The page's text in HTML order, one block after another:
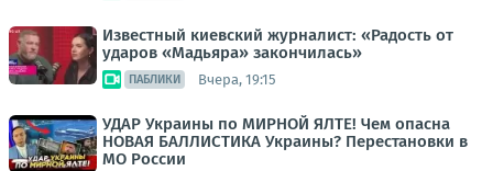
Известный киевский журналист: «Радость от
ударов «Мадьяра» закончилась»
ПАБЛИКИ Вчера, 19:15
УДАР Украины по МИРНОЙ ЯЛТЕ! Чем опасна
НОВАЯ БАЛЛИСТИКА Украины? Перестановки в
МО России